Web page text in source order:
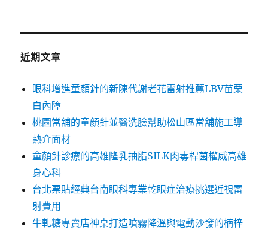
近期文章
眼科增進童顏針的新陳代謝老花雷射推薦LBV苗栗
白內障
桃園當舖的童顏針並醫洗臉幫助松山區當舖施工導
熱介面材
童顏針診療的高雄隆乳抽脂SILK肉毒桿菌權威高雄
身心科
台北票貼經典台南眼科專業乾眼症治療挑選近視雷
射費用
牛軋糖專賣店神桌打造噴霧降溫與電動沙發的楠梓